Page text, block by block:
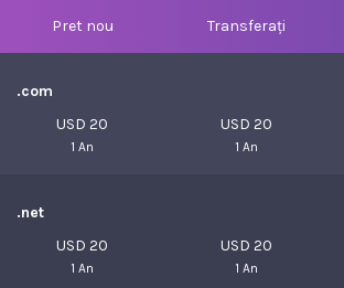
Pret nou
Transferați
.com
USD 20
1 An
USD 20
1 An
.net
USD 20
1 An
USD 20
1 An